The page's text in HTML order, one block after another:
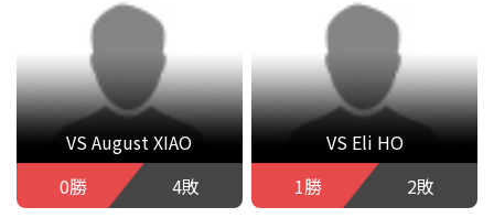
VS August XIAO
0勝
4敗
VS Eli HO
1勝
2敗